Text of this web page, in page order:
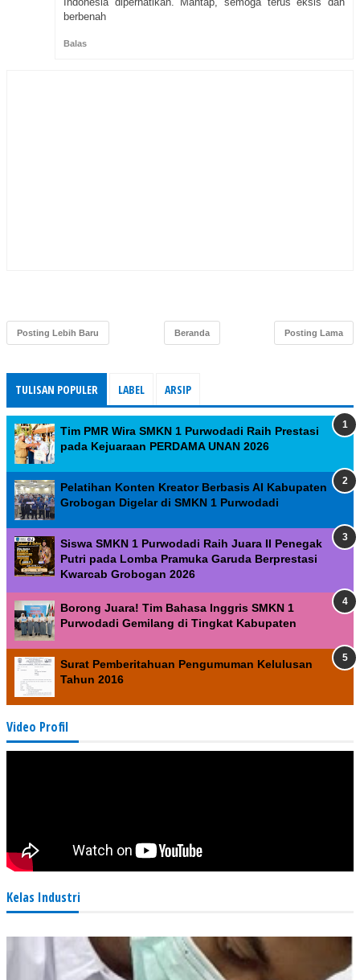
berbenah
Balas
Posting Lebih Baru Posting Lama
Beranda
TULISAN POPULER LABEL ARSIP
Tim PMR Wira SMKN 1 Purwodadi Raih Prestasi
pada Kejuaraan PERDAMA UNAN 2026
Pelatihan Konten Kreator Berbasis AI Kabupaten
Grobogan Digelar di SMKN 1 Purwodadi
Siswa SMKN 1 Purwodadi Raih Juara II Penegak
Putri pada Lomba Pramuka Garuda Berprestasi
Kwarcab Grobogan 2026
Borong Juara! Tim Bahasa Inggris SMKN 1
Purwodadi Gemilang di Tingkat Kabupaten
Surat Pemberitahuan Pengumuman Kelulusan
Tahun 2016
Video Profil
Kelas Industri